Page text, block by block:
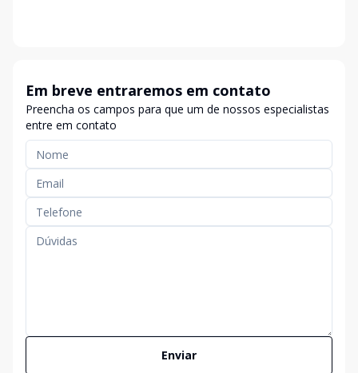
Em breve entraremos em contato
Preencha os campos para que um de nossos especialistas
entre em contato
Enviar